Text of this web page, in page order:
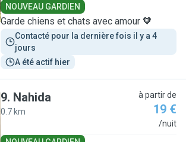
NOUVEAU GARDIEN
Garde chiens et chats avec amour 🧡
Contacté pour la dernière fois il y a 4
jours
A été actif hier
9. Nahida
0.7 km
à partir de
19 €
/nuit